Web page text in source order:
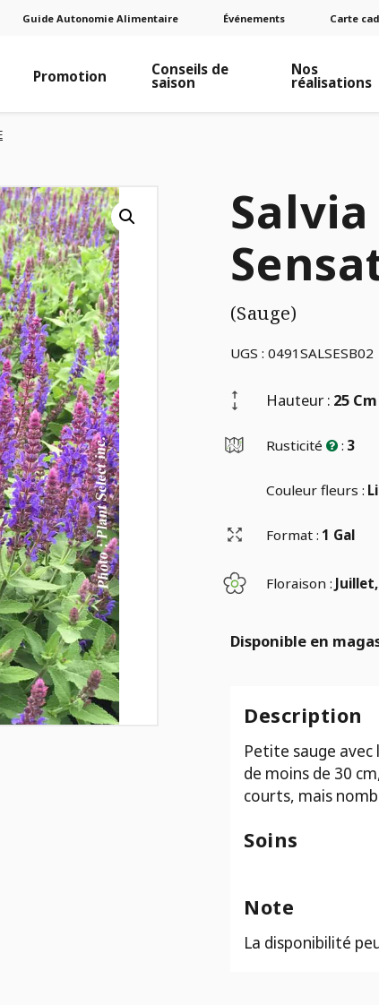
Guide Autonomie Alimentaire Événements Carte
Promotion Conseils de
saison
Nos
réalisations
(Sauge)
UGS : 0491SALSESB02
Hauteur : 25 Cm
Rusticité : 3
Couleur fleurs :
Format : 1 Gal
Floraison :
Disponible en
Description
Petite sauge
de moins de 30
courts, mais
Soins
Note
La disponibilité